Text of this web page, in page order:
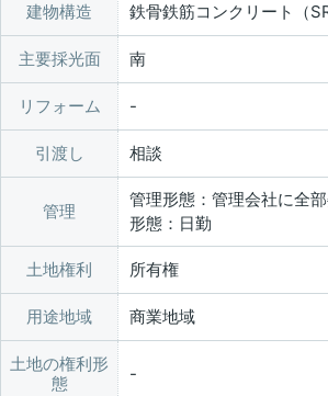
建物構造 鉄骨鉄筋コンクリート（
主要採光面 南
リフォーム
引渡し 相談
管理
管理形態：管理会社に全
形態：日勤
土地権利 所有権
用途地域 商業地域
土地の権利形
態